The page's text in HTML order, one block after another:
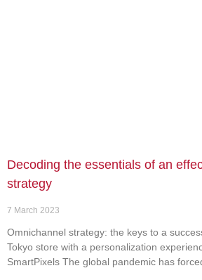
Decoding the essentials of an
strategy
7 March 2023
Omnichannel strategy: the keys to a
Tokyo store with a personalization
SmartPixels The global pandemic has